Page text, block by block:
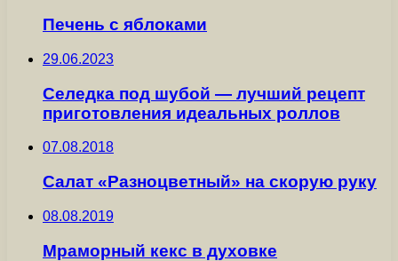
Печень с яблоками
29.06.2023
Селедка под шубой — лучший рецепт
приготовления идеальных роллов
07.08.2018
Салат «Разноцветный» на скорую руку
08.08.2019
Мраморный кекс в духовке